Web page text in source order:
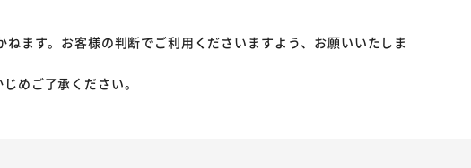
ます。お客様の判断でご利用くださいますよう、お願いいたしま
めご了承ください。